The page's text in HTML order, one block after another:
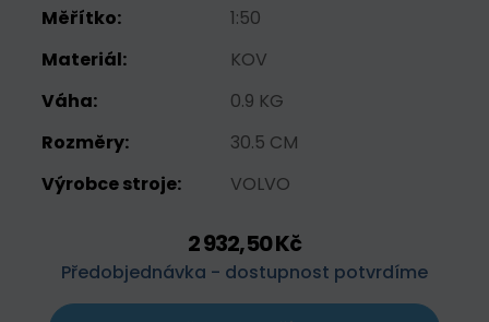
Měřítko:
1:50
Materiál:
KOV
Váha:
0.9 KG
Rozměry:
30.5 CM
Výrobce stroje:
VOLVO
2 932,50 Kč
Předobjednávka - dostupnost potvrdíme